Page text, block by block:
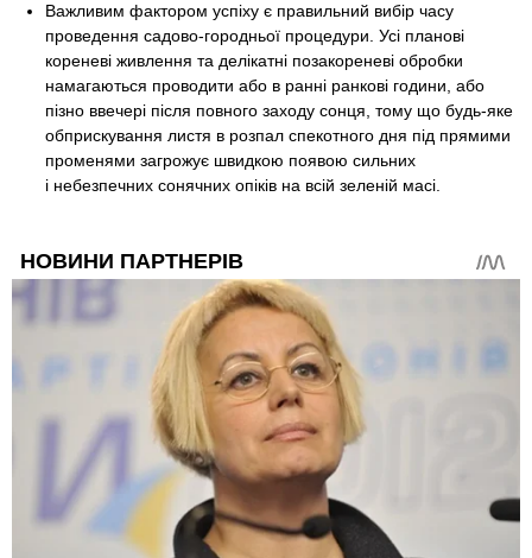
Важливим фактором успіху є правильний вибір часу
проведення садово-городньої процедури. Усі планові
кореневі живлення та делікатні позакореневі обробки
намагаються проводити або в ранні ранкові години, або
пізно ввечері після повного заходу сонця, тому що будь-яке
обприскування листя в розпал спекотного дня під прямими
променями загрожує швидкою появою сильних
і небезпечних сонячних опіків на всій зеленій масі.